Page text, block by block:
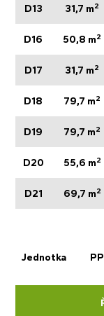
D13 31,7 m2
D16 50,8 m2
D17 31,7 m2
D18 79,7 m2
D19 79,7 m2
D20 55,6 m2
D21 69,7 m2
Jednotka PP